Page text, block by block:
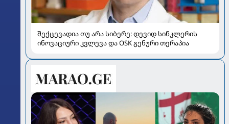
შექცევადია თუ არა სიბერე: დევიდ სინკლერის
ინოვაციური კვლევა და OSK გენური თერაპია